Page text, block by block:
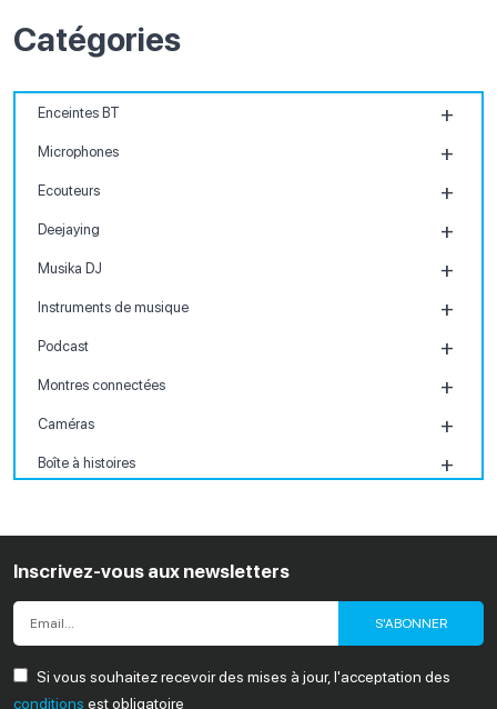
Catégories
Enceintes BT
Microphones
Ecouteurs
Deejaying
Musika DJ
Instruments de musique
Podcast
Montres connectées
Caméras
Boîte à histoires
Inscrivez-vous aux newsletters
S'ABONNER
Si vous souhaitez recevoir des mises à jour, l'acceptation des
conditions est obligatoire